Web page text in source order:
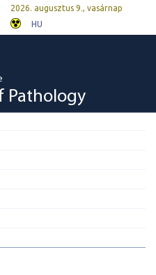
2026. augusztus 9., vasárnap
HU
Pathology